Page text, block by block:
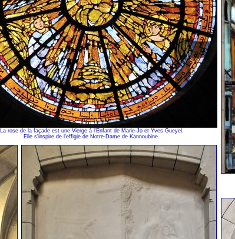
La rose de la façade est une Vierge à l'Enfant de Marie-Jo et Yves Gueyel.
Elle s'inspire de l'effigie de Notre-Dame de Kannoubine.